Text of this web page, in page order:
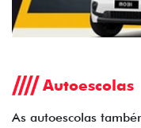
Autoescolas
As autoescolas